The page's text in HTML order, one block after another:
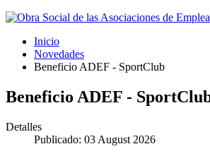
Inicio
Novedades
Beneficio ADEF - SportClub
Beneficio ADEF -
Detalles
Publicado: 03 August 2026